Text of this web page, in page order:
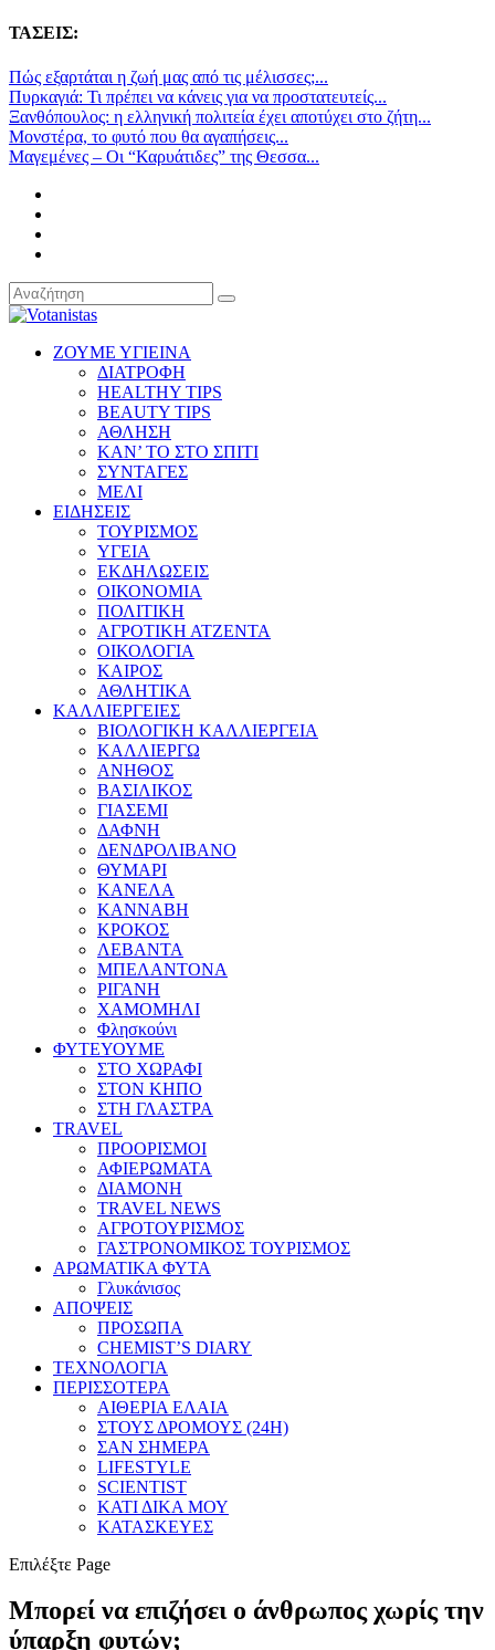
ΤΑΣΕΙΣ:
Πώς εξαρτάται η ζωή μας από τις μέλισσες;...
Πυρκαγιά: Τι πρέπει να κάνεις για να προστατευτείς...
Ξανθόπουλος: η ελληνική πολιτεία έχει αποτύχει στο ζήτη...
Μονστέρα, το φυτό που θα αγαπήσεις...
Μαγεμένες – Οι “Καρυάτιδες” της Θεσσα...
ΖΟΥΜΕ ΥΓΙΕΙΝΑ
ΔΙΑΤΡΟΦΗ
HEALTHY TIPS
BEAUTY TIPS
ΑΘΛΗΣΗ
ΚΑΝ’ ΤΟ ΣΤΟ ΣΠΙΤΙ
ΣΥΝΤΑΓΕΣ
ΜΕΛΙ
ΕΙΔΗΣΕΙΣ
ΤΟΥΡΙΣΜΟΣ
ΥΓΕΙΑ
ΕΚΔΗΛΩΣΕΙΣ
ΟΙΚΟΝΟΜΙΑ
ΠΟΛΙΤΙΚΗ
ΑΓΡΟΤΙΚΗ ΑΤΖΕΝΤΑ
ΟΙΚΟΛΟΓΙΑ
ΚΑΙΡΟΣ
ΑΘΛΗΤΙΚΑ
ΚΑΛΛΙΕΡΓΕΙΕΣ
ΒΙΟΛΟΓΙΚΗ ΚΑΛΛΙΕΡΓΕΙΑ
ΚΑΛΛΙΕΡΓΩ
ΑΝΗΘΟΣ
ΒΑΣΙΛΙΚΟΣ
ΓΙΑΣΕΜΙ
ΔΑΦΝΗ
ΔΕΝΔΡΟΛΙΒΑΝΟ
ΘΥΜΑΡΙ
ΚΑΝΕΛΑ
ΚΑΝΝΑΒΗ
ΚΡΟΚΟΣ
ΛΕΒΑΝΤΑ
ΜΠΕΛΑΝΤΟΝΑ
ΡΙΓΑΝΗ
ΧΑΜΟΜΗΛΙ
Φλησκούνι
ΦΥΤΕΥΟΥΜΕ
ΣΤΟ ΧΩΡΑΦΙ
ΣΤΟΝ ΚΗΠΟ
ΣΤΗ ΓΛΑΣΤΡΑ
TRAVEL
ΠΡΟΟΡΙΣΜΟΙ
ΑΦΙΕΡΩΜΑΤΑ
ΔΙΑΜΟΝΗ
TRAVEL NEWS
ΑΓΡΟΤΟΥΡΙΣΜΟΣ
ΓΑΣΤΡΟΝΟΜΙΚΟΣ ΤΟΥΡΙΣΜΟΣ
ΑΡΩΜΑΤΙΚΑ ΦΥΤΑ
Γλυκάνισος
ΑΠΟΨΕΙΣ
ΠΡΟΣΩΠΑ
CHEMIST’S DIARY
ΤΕΧΝΟΛΟΓΙΑ
ΠΕΡΙΣΣΟΤΕΡΑ
ΑΙΘΕΡΙΑ ΕΛΑΙΑ
ΣΤΟΥΣ ΔΡΟΜΟΥΣ (24H)
ΣΑΝ ΣΗΜΕΡΑ
LIFESTYLE
SCIENTIST
ΚΑΤΙ ΔΙΚΑ ΜΟΥ
ΚΑΤΑΣΚΕΥΕΣ
Επιλέξτε Page
Μπορεί να επιζήσει ο άνθρωπος χωρίς την
ύπαρξη φυτών;